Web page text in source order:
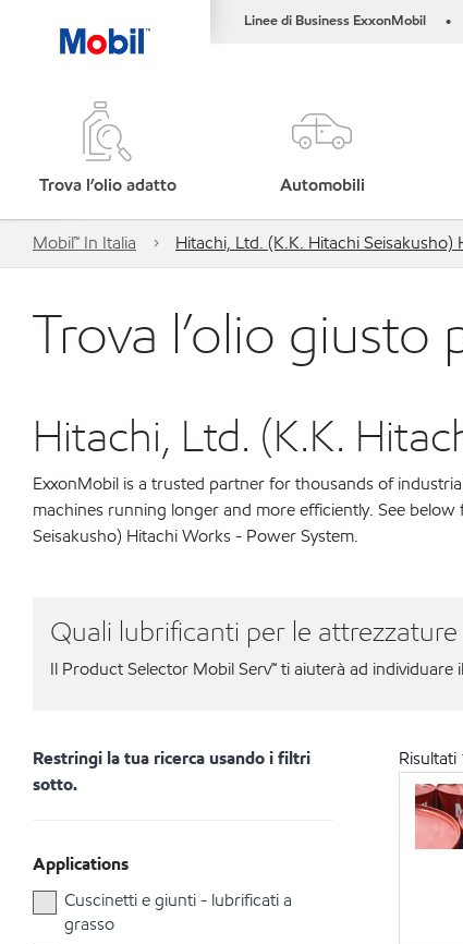
Linee di Business ExxonMobil •
Trova l’olio adatto Automobili
Mobil™ In Italia Hitachi, Ltd. (K.K. Hitachi
Trova l’olio
Hitachi, Ltd. (K.K.
ExxonMobil is a trusted partner for thousands of
machines running longer and more efficiently. See
Seisakusho) Hitachi Works - Power System.
Quali lubrificanti per le attrezzature
Il Product Selector Mobil Serv℠ ti aiuterà ad
Restringi la tua ricerca usando i filtri
sotto.
Applications
Cuscinetti e giunti - lubrificati a
grasso
Risultati